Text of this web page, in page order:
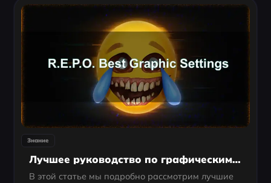
Знание
Лучшее руководство по графическим настройкам R.E.P.O. в 2025 год
В этой статье мы подробно рассмотрим лучшие